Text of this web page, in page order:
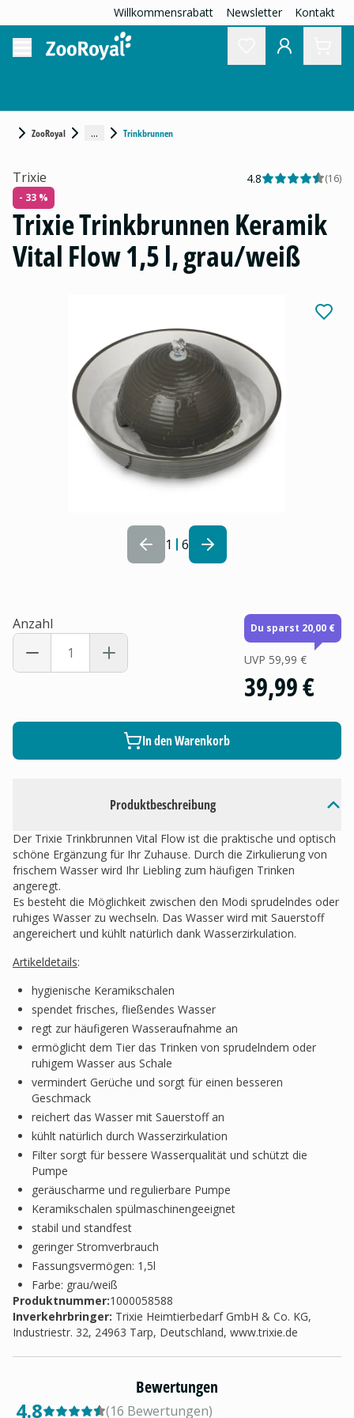
Willkommensrabatt Newsletter Kontakt
ZooRoyal ... Trinkbrunnen
1 6
Produktbeschreibung
Der Trixie Trinkbrunnen Vital Flow ist die praktische und optisch
schöne Ergänzung für Ihr Zuhause. Durch die Zirkulierung von
frischem Wasser wird Ihr Liebling zum häufigen Trinken
angeregt.
Es besteht die Möglichkeit zwischen den Modi sprudelndes oder
ruhiges Wasser zu wechseln. Das Wasser wird mit Sauerstoff
angereichert und kühlt natürlich dank Wasserzirkulation.
Artikeldetails:
hygienische Keramikschalen
spendet frisches, fließendes Wasser
regt zur häufigeren Wasseraufnahme an
ermöglicht dem Tier das Trinken von sprudelndem oder
ruhigem Wasser aus Schale
vermindert Gerüche und sorgt für einen besseren
Geschmack
reichert das Wasser mit Sauerstoff an
kühlt natürlich durch Wasserzirkulation
Filter sorgt für bessere Wasserqualität und schützt die
Pumpe
geräuscharme und regulierbare Pumpe
Keramikschalen spülmaschinengeeignet
stabil und standfest
geringer Stromverbrauch
Fassungsvermögen: 1,5l
Farbe: grau/weiß
Produktnummer:1000058588
Inverkehrbringer: Trixie Heimtierbedarf GmbH & Co. KG,
Industriestr. 32, 24963 Tarp, Deutschland, www.trixie.de
Trixie 4.8 (16)
- 33 %
Trixie Trinkbrunnen Keramik
Vital Flow 1,5 l, grau/weiß
Anzahl Du sparst 20,00 €
UVP 59,99 €
39,99 €
In den Warenkorb
Bewertungen
4.8 (16 Bewertungen)